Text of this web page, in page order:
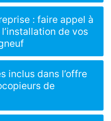
: faire appel à
de vos
inclus dans l’offre
de